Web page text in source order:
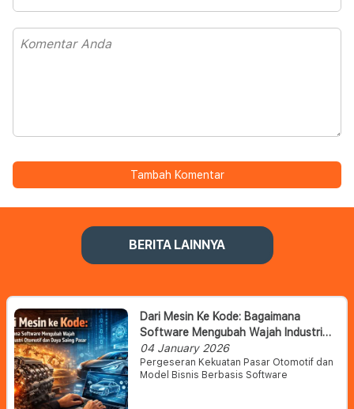
Tambah Komentar
BERITA LAINNYA
Dari Mesin Ke Kode: Bagaimana
Software Mengubah Wajah Industri
Otomotif Dan Daya Saing Pasar
04 January 2026
Pergeseran Kekuatan Pasar Otomotif dan
Model Bisnis Berbasis Software